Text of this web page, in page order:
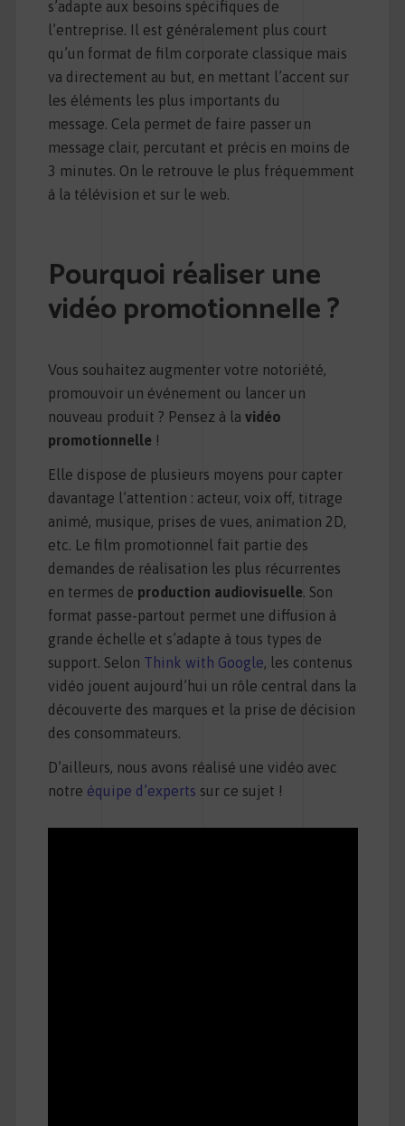
s’adapte aux besoins spécifiques de
l’entreprise. Il est généralement plus court
qu’un format de film corporate classique mais
va directement au but, en mettant l’accent sur
les éléments les plus importants du
message. Cela permet de faire passer un
message clair, percutant et précis en moins de
3 minutes. On le retrouve le plus fréquemment
à la télévision et sur le web.
Pourquoi réaliser une
vidéo promotionnelle ?
Vous souhaitez augmenter votre notoriété,
promouvoir un événement ou lancer un
nouveau produit ? Pensez à la vidéo
promotionnelle !
Elle dispose de plusieurs moyens pour capter
davantage l’attention : acteur, voix off, titrage
animé, musique, prises de vues, animation 2D,
etc. Le film promotionnel fait partie des
demandes de réalisation les plus récurrentes
en termes de production audiovisuelle. Son
format passe-partout permet une diffusion à
grande échelle et s’adapte à tous types de
support. Selon Think with Google, les contenus
vidéo jouent aujourd’hui un rôle central dans la
découverte des marques et la prise de décision
des consommateurs.
D’ailleurs, nous avons réalisé une vidéo avec
notre équipe d’experts sur ce sujet !